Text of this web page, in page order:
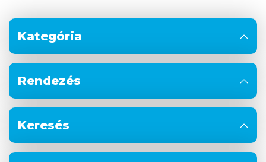
Kategória
Rendezés
Keresés